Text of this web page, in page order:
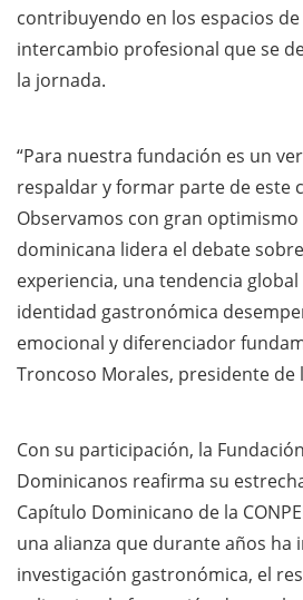
contribuyendo en los espacios
intercambio profesional que se
la jornada.
“Para nuestra fundación es un
respaldar y formar parte de este
Observamos con gran
dominicana lidera el debate
experiencia, una tendencia
identidad gastronómica
emocional y diferenciador
Troncoso Morales, presidente de
Con su participación, la
Dominicanos reafirma su
Capítulo Dominicano de la
una alianza que durante años ha
investigación gastronómica, el